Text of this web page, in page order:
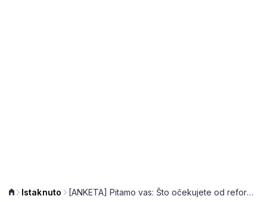
Istaknuto [ANKETA] Pitamo vas: Što očekujete od reforme obiteljskih mirovina?